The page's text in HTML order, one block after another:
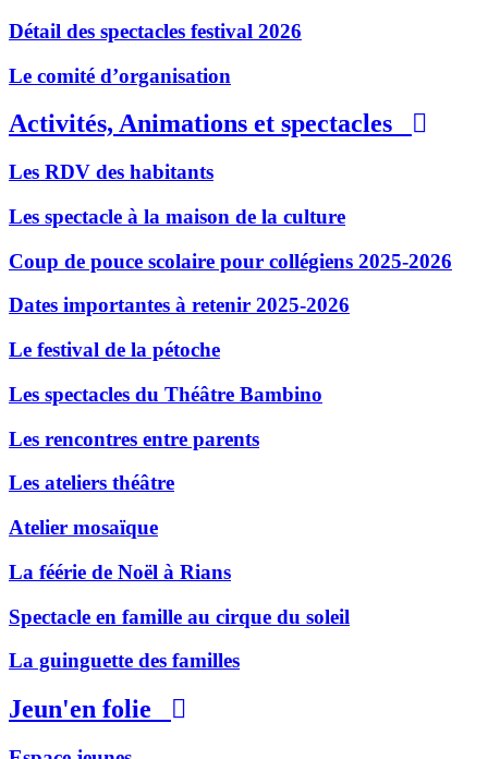
Détail des spectacles festival 2026
Le comité d’organisation
Activités, Animations et spectacles
Les RDV des habitants
Les spectacle à la maison de la culture
Coup de pouce scolaire pour collégiens 2025-2026
Dates importantes à retenir 2025-2026
Le festival de la pétoche
Les spectacles du Théâtre Bambino
Les rencontres entre parents
Les ateliers théâtre
Atelier mosaïque
La féérie de Noël à Rians
Spectacle en famille au cirque du soleil
La guinguette des familles
Jeun'en folie